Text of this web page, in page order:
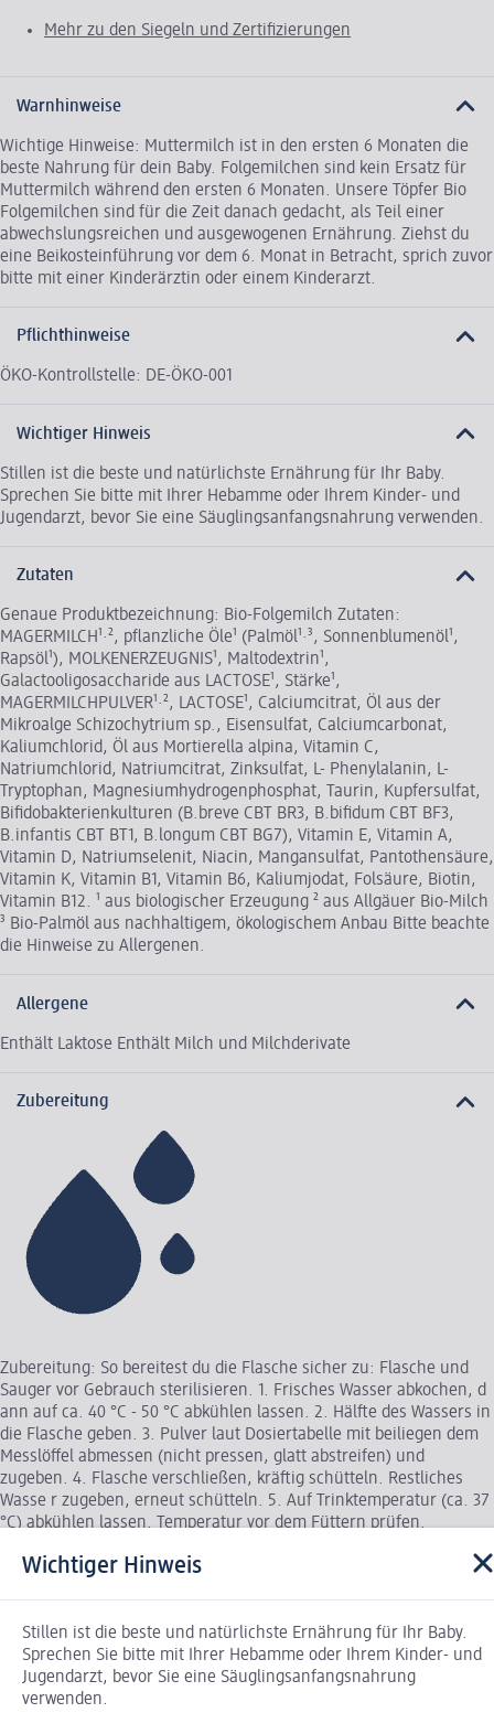
Mehr zu den Siegeln und Zertifizierungen
Warnhinweise
Wichtige Hinweise: Muttermilch ist in den ersten 6 Monaten die
beste Nahrung für dein Baby. Folgemilchen sind kein Ersatz für
Muttermilch während den ersten 6 Monaten. Unsere Töpfer Bio
Folgemilchen sind für die Zeit danach gedacht, als Teil einer
abwechslungsreichen und ausgewogenen Ernährung. Ziehst du
eine Beikosteinführung vor dem 6. Monat in Betracht, sprich zuvor
bitte mit einer Kinderärztin oder einem Kinderarzt.
Pflichthinweise
ÖKO-Kontrollstelle: DE-ÖKO-001
Wichtiger Hinweis
Stillen ist die beste und natürlichste Ernährung für Ihr Baby.
Sprechen Sie bitte mit Ihrer Hebamme oder Ihrem Kinder- und
Jugendarzt, bevor Sie eine Säuglingsanfangsnahrung verwenden.
Zutaten
Genaue Produktbezeichnung: Bio-Folgemilch Zutaten:
MAGERMILCH¹·², pflanzliche Öle¹ (Palmöl¹·³, Sonnenblumenöl¹,
Rapsöl¹), MOLKENERZEUGNIS¹, Maltodextrin¹,
Galactooligosaccharide aus LACTOSE¹, Stärke¹,
MAGERMILCHPULVER¹·², LACTOSE¹, Calciumcitrat, Öl aus der
Mikroalge Schizochytrium sp., Eisensulfat, Calciumcarbonat,
Kaliumchlorid, Öl aus Mortierella alpina, Vitamin C,
Natriumchlorid, Natriumcitrat, Zinksulfat, L- Phenylalanin, L-
Tryptophan, Magnesiumhydrogenphosphat, Taurin, Kupfersulfat,
Bifidobakterienkulturen (B.breve CBT BR3, B.bifidum CBT BF3,
B.infantis CBT BT1, B.longum CBT BG7), Vitamin E, Vitamin A,
Vitamin D, Natriumselenit, Niacin, Mangansulfat, Pantothensäure,
Vitamin K, Vitamin B1, Vitamin B6, Kaliumjodat, Folsäure, Biotin,
Vitamin B12. ¹ aus biologischer Erzeugung ² aus Allgäuer Bio-Milch
³ Bio-Palmöl aus nachhaltigem, ökologischem Anbau Bitte beachte
die Hinweise zu Allergenen.
Allergene
Enthält Laktose Enthält Milch und Milchderivate
Zubereitung
Zubereitung: So bereitest du die Flasche sicher zu: Flasche und
Sauger vor Gebrauch sterilisieren. 1. Frisches Wasser abkochen, d
ann auf ca. 40 °C - 50 °C abkühlen lassen. 2. Hälfte des Wassers in
die Flasche geben. 3. Pulver laut Dosiertabelle mit beiliegen dem
Messlöffel abmessen (nicht pressen, glatt abstreifen) und
zugeben. 4. Flasche verschließen, kräftig schütteln. Restliches
Wasse r zugeben, erneut schütteln. 5. Auf Trinktemperatur (ca. 37
°C) abkühlen lassen. Temperatur vor dem Füttern prüfen.
Nährwerte
Durchschnittliche
Nährwertangaben
pro 100 ml des verzehrfertigen
Erzeugnisses
Brennwert
Wichtiger Hinweis
Stillen ist die beste und natürlichste Ernährung für Ihr Baby.
Sprechen Sie bitte mit Ihrer Hebamme oder Ihrem Kinder- und
Jugendarzt, bevor Sie eine Säuglingsanfangsnahrung
verwenden.